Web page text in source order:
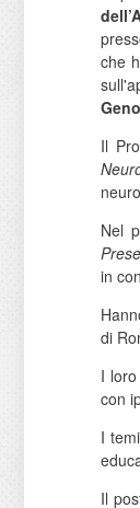
che
Il
Nel
in
di
I
con
I
Il